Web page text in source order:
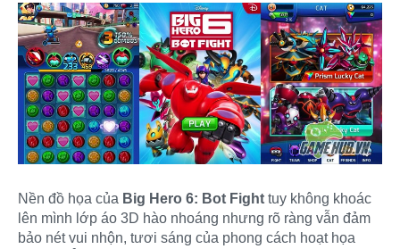
Nền đồ họa của Big Hero 6: Bot Fight tuy không khoác
lên mình lớp áo 3D hào nhoáng nhưng rõ ràng vẫn đảm
bảo nét vui nhộn, tươi sáng của phong cách hoạt họa